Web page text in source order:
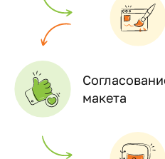
макета